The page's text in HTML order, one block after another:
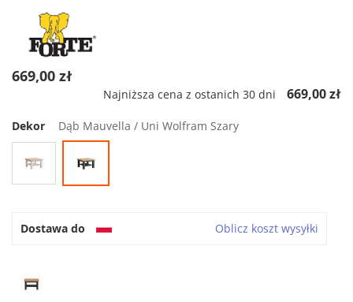
669,00 zł
Najniższa cena z ostanich 30 dni 669,00 zł
Dekor Dąb Mauvella / Uni Wolfram Szary
Dostawa do Oblicz koszt wysyłki